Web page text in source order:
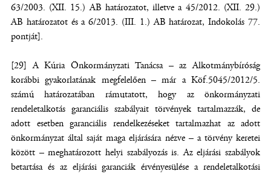
63/2003. (XII. 15.) AB határozatot, illetve a 45/2012. (XII. 29.)
AB határozatot és a 6/2013. (III. 1.) AB határozat, Indokolás 77.
pontját].
[29] A Kúria Önkormányzati Tanácsa – az Alkotmánybíróság
korábbi gyakorlatának megfelelően – már a Köf.5045/2012/5.
számú határozatában rámutatott, hogy az önkormányzati
rendeletalkotás garanciális szabályait törvények tartalmazzák, de
adott esetben garanciális rendelkezéseket tartalmazhat az adott
önkormányzat által saját maga eljárására nézve – a törvény keretei
között – meghatározott helyi szabályozás is. Az eljárási szabályok
betartása és az eljárási garanciák érvényesülése a rendeletalkotási